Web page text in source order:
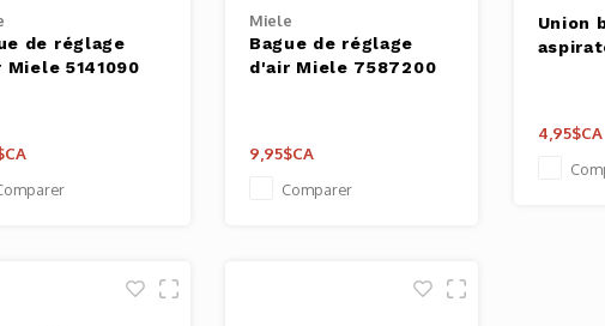
de réglage
Miele 5141090
Miele
Bague de réglage
d'air Miele 7587200
9,95$CA
Comparer
Union
4,95$CA